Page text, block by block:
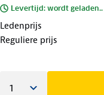
Levertijd: wordt geladen..
Ledenprijs
Reguliere prijs